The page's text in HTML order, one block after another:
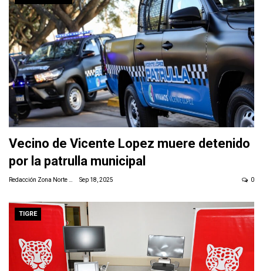
Vecino de Vicente Lopez muere detenido
por la patrulla municipal
Redacción Zona Norte Daily Sep 18, 2025 0
TIGRE